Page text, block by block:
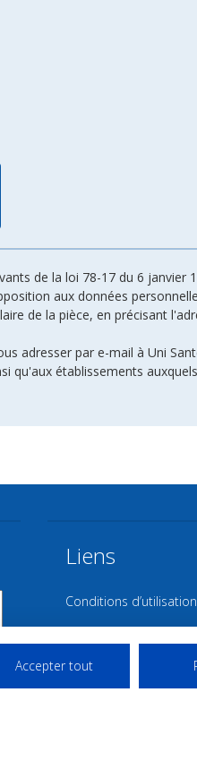
de la loi 78-17 du 6 janvier
aux données
de la pièce, en précisant
adresser par e-mail à Uni
qu'aux établissements
Liens
Conditions d’utilisation
Contact NL
Copyright
Mentions Légales
Accepter tout